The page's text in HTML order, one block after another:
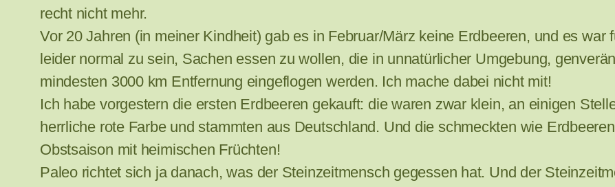
recht nicht mehr.
Vor 20 Jahren (in meiner Kindheit) gab es in Februar/März keine Erdbeeren, und es war
leider normal zu sein, Sachen essen zu wollen, die in unnatürlicher Umgebung,
mindesten 3000 km Entfernung eingeflogen werden. Ich mache dabei nicht mit!
Ich habe vorgestern die ersten Erdbeeren gekauft: die waren zwar klein, an einigen
herrliche rote Farbe und stammten aus Deutschland. Und die schmeckten wie
Obstsaison mit heimischen Früchten!
Paleo richtet sich ja danach, was der Steinzeitmensch gegessen hat. Und der